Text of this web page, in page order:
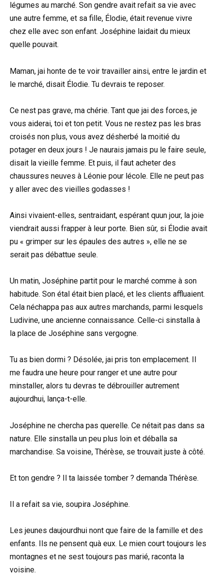
légumes au marché. Son gendre avait refait sa vie avec
une autre femme, et sa fille, Élodie, était revenue vivre
chez elle avec son enfant. Joséphine laidait du mieux
quelle pouvait.
Maman, jai honte de te voir travailler ainsi, entre le jardin et
le marché, disait Élodie. Tu devrais te reposer.
Ce nest pas grave, ma chérie. Tant que jai des forces, je
vous aiderai, toi et ton petit. Vous ne restez pas les bras
croisés non plus, vous avez désherbé la moitié du
potager en deux jours ! Je naurais jamais pu le faire seule,
disait la vieille femme. Et puis, il faut acheter des
chaussures neuves à Léonie pour lécole. Elle ne peut pas
y aller avec des vieilles godasses !
Ainsi vivaient-elles, sentraidant, espérant quun jour, la joie
viendrait aussi frapper à leur porte. Bien sûr, si Élodie avait
pu « grimper sur les épaules des autres », elle ne se
serait pas débattue seule.
Un matin, Joséphine partit pour le marché comme à son
habitude. Son étal était bien placé, et les clients affluaient.
Cela néchappa pas aux autres marchands, parmi lesquels
Ludivine, une ancienne connaissance. Celle-ci sinstalla à
la place de Joséphine sans vergogne.
Tu as bien dormi ? Désolée, jai pris ton emplacement. Il
me faudra une heure pour ranger et une autre pour
minstaller, alors tu devras te débrouiller autrement
aujourdhui, lança-t-elle.
Joséphine ne chercha pas querelle. Ce nétait pas dans sa
nature. Elle sinstalla un peu plus loin et déballa sa
marchandise. Sa voisine, Thérèse, se trouvait juste à côté.
Et ton gendre ? Il ta laissée tomber ? demanda Thérèse.
Il a refait sa vie, soupira Joséphine.
Les jeunes daujourdhui nont que faire de la famille et des
enfants. Ils ne pensent quà eux. Le mien court toujours les
montagnes et ne sest toujours pas marié, raconta la
voisine.